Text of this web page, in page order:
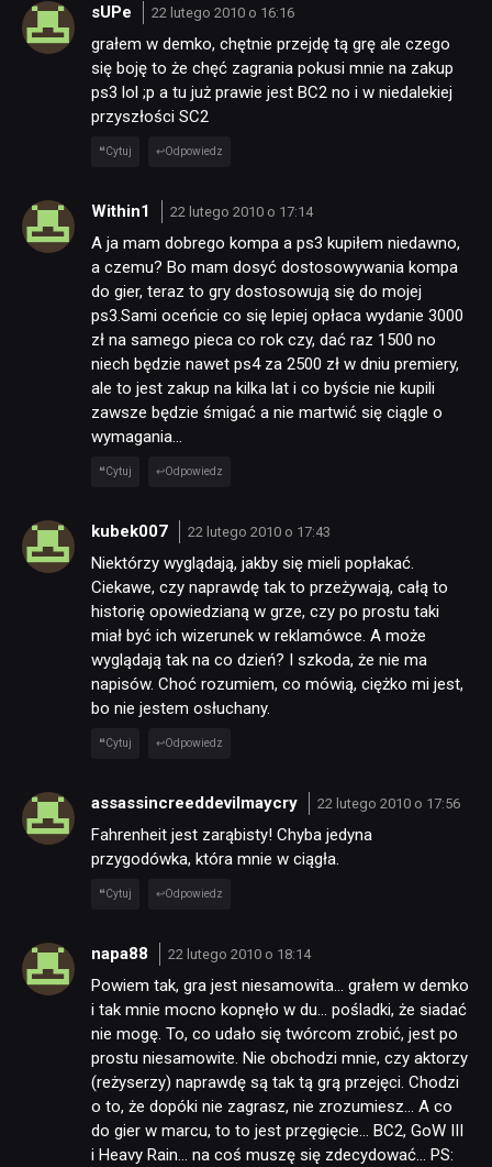
PUBLICYSTYKA
KULTURA
RETRO
TECHNOLOGIE
DYSKUSJE
JUŻ GRALIŚMY
SKLEP
sUPe 22 lutego 2010 o 16:16
grałem w demko, chętnie przejdę tą grę ale czego
się boję to że chęć zagrania pokusi mnie na zakup
ps3 lol ;p a tu już prawie jest BC2 no i w niedalekiej
przyszłości SC2
Cytuj Odpowiedz
Within1 22 lutego 2010 o 17:14
A ja mam dobrego kompa a ps3 kupiłem niedawno,
a czemu? Bo mam dosyć dostosowywania kompa
do gier, teraz to gry dostosowują się do mojej
ps3.Sami oceńcie co się lepiej opłaca wydanie 3000
zł na samego pieca co rok czy, dać raz 1500 no
niech będzie nawet ps4 za 2500 zł w dniu premiery,
ale to jest zakup na kilka lat i co byście nie kupili
zawsze będzie śmigać a nie martwić się ciągle o
wymagania…
Cytuj Odpowiedz
kubek007 22 lutego 2010 o 17:43
Niektórzy wyglądają, jakby się mieli popłakać.
Ciekawe, czy naprawdę tak to przeżywają, całą to
historię opowiedzianą w grze, czy po prostu taki
miał być ich wizerunek w reklamówce. A może
wyglądają tak na co dzień? I szkoda, że nie ma
napisów. Choć rozumiem, co mówią, ciężko mi jest,
bo nie jestem osłuchany.
Cytuj Odpowiedz
assassincreeddevilmaycry 22 lutego 2010 o 17:56
Fahrenheit jest zarąbisty! Chyba jedyna
przygodówka, która mnie w ciągła.
Cytuj Odpowiedz
napa88 22 lutego 2010 o 18:14
Powiem tak, gra jest niesamowita… grałem w demko
i tak mnie mocno kopnęło w du… pośladki, że siadać
nie mogę. To, co udało się twórcom zrobić, jest po
prostu niesamowite. Nie obchodzi mnie, czy aktorzy
(reżyserzy) naprawdę są tak tą grą przejęci. Chodzi
o to, że dopóki nie zagrasz, nie zrozumiesz… A co
do gier w marcu, to to jest przęgięcie… BC2, GoW III
i Heavy Rain… na coś muszę się zdecydować… PS: